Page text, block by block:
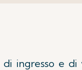
ingresso e di